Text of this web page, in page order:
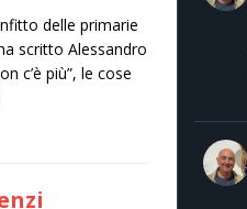
delle primarie
scritto Alessandro
c’è più”, le cose